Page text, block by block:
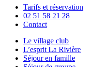
Tarifs et réservation
02 51 58 21 28
Contact
Le village club
L’esprit La Rivière
Séjour en famille